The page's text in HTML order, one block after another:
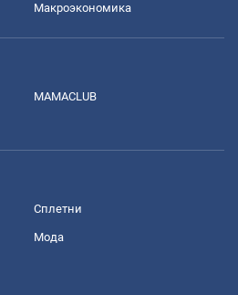
Mакроэкономика
MAMACLUB
Сплетни
Мода